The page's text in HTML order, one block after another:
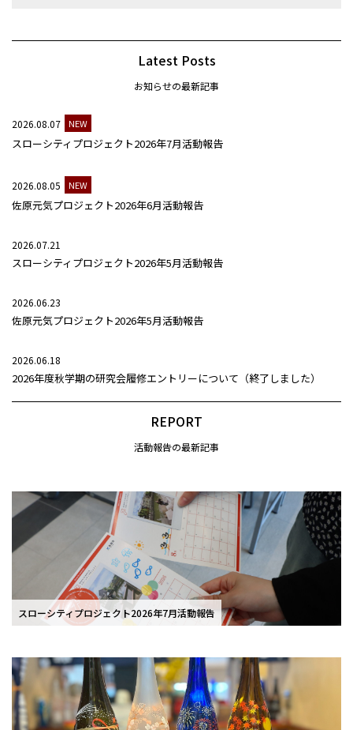
Latest Posts
お知らせの最新記事
2026.08.07 NEW
スローシティプロジェクト2026年7月活動報告
2026.08.05 NEW
佐原元気プロジェクト2026年6月活動報告
2026.07.21
スローシティプロジェクト2026年5月活動報告
2026.06.23
佐原元気プロジェクト2026年5月活動報告
2026.06.18
2026年度秋学期の研究会履修エントリーについて（終了しました）
REPORT
活動報告の最新記事
スローシティプロジェクト2026年7月活動報告